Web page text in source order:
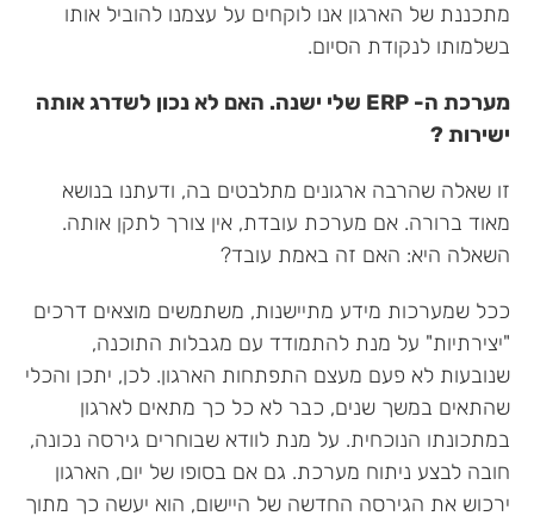
מתכננת של הארגון אנו לוקחים על עצמנו להוביל אותו
בשלמותו לנקודת הסיום.
מערכת ה- ERP שלי ישנה. האם לא נכון לשדרג אותה
ישירות ?
זו שאלה שהרבה ארגונים מתלבטים בה, ודעתנו בנושא
מאוד ברורה. אם מערכת עובדת, אין צורך לתקן אותה.
השאלה היא: האם זה באמת עובד?
ככל שמערכות מידע מתיישנות, משתמשים מוצאים דרכים
"יצירתיות" על מנת להתמודד עם מגבלות התוכנה,
שנובעות לא פעם מעצם התפתחות הארגון. לכן, יתכן והכלי
שהתאים במשך שנים, כבר לא כל כך מתאים לארגון
במתכונתו הנוכחית. על מנת לוודא שבוחרים גירסה נכונה,
חובה לבצע ניתוח מערכת. גם אם בסופו של יום, הארגון
ירכוש את הגירסה החדשה של היישום, הוא יעשה כך מתוך